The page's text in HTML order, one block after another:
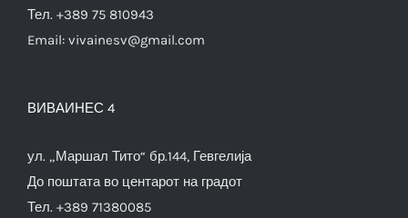
Тел. +389 75 810943
Email: vivainesv@gmail.com
ВИВАИНЕС 4
ул. „Маршал Тито“ бр.144, Гевгелија
До поштата во центарот на градот
Тел. +389 71380085